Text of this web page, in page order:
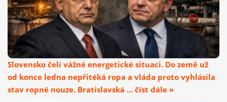
Slovensko čelí vážné energetické situaci. Do země už
od konce ledna nepřitéká ropa a vláda proto vyhlásila
stav ropné nouze. Bratislavská ... číst dále »